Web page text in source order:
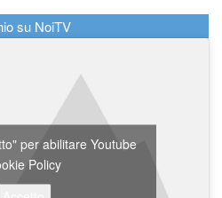
su NoiTV
per abilitare Youtube
Policy